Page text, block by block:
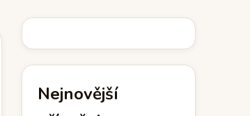
Nejnovější